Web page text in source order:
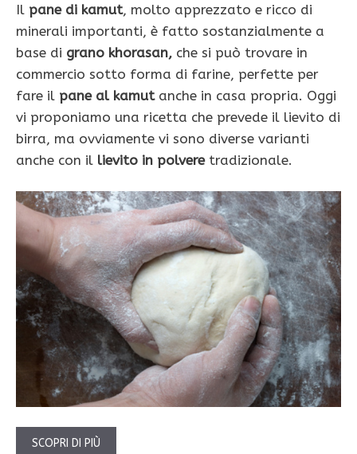
Il pane di kamut, molto apprezzato e ricco di
minerali importanti, è fatto sostanzialmente a
base di grano khorasan, che si può trovare in
commercio sotto forma di farine, perfette per
fare il pane al kamutanche in casa propria. Oggi
vi proponiamo una ricetta che prevede il lievito di
birra, ma ovviamente vi sono diverse varianti
anche con il lievito in polveretradizionale.
SCOPRI DI PIÙ